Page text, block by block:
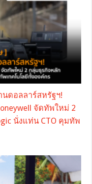
นดอลลาร์สหรัฐฯ!
จัดทัพใหม่ 2
นั่งแท่น CTO คุมทัพ